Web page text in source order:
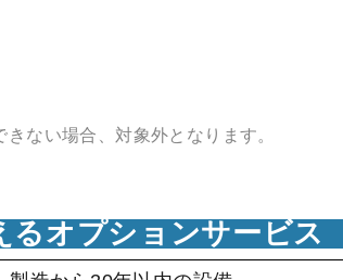
ない場合、対象外となります。
るオプションサービス